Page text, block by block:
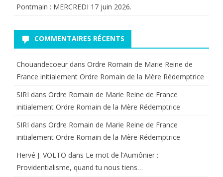
Pontmain : MERCREDI 17 juin 2026.
COMMENTAIRES RÉCENTS
Chouandecoeur dans Ordre Romain de Marie Reine de
France initialement Ordre Romain de la Mère Rédemptrice
SIRI dans Ordre Romain de Marie Reine de France
initialement Ordre Romain de la Mère Rédemptrice
SIRI dans Ordre Romain de Marie Reine de France
initialement Ordre Romain de la Mère Rédemptrice
Hervé J. VOLTO dans Le mot de l’Aumônier :
Providentialisme, quand tu nous tiens…